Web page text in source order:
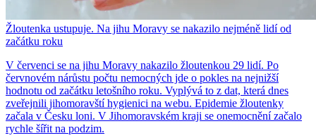
Žloutenka ustupuje. Na jihu Moravy se nakazilo nejméně lidí od
začátku roku
V červenci se na jihu Moravy nakazilo žloutenkou 29 lidí. Po
červnovém nárůstu počtu nemocných jde o pokles na nejnižší
hodnotu od začátku letošního roku. Vyplývá to z dat, která dnes
zveřejnili jihomoravští hygienici na webu. Epidemie žloutenky
začala v Česku loni. V Jihomoravském kraji se onemocnění začalo
rychle šířit na podzim.